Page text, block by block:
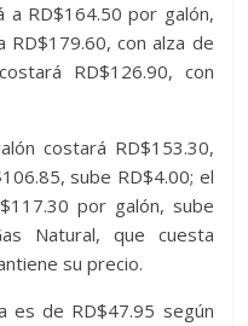
a RD$164.50 por galón,
con alza de
RD$126.90, con
costará RD$153.30,
sube RD$4.00; el
por galón, sube
Natural, que cuesta
su precio.
es de RD$47.95 según